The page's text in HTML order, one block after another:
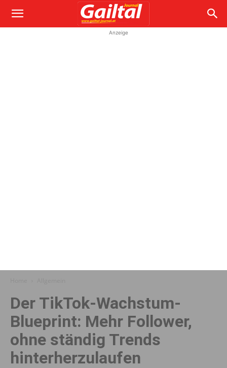
Anzeige
Der TikTok-Wachstum-
Blueprint: Mehr Follower,
ohne ständig Trends
hinterherzulaufen